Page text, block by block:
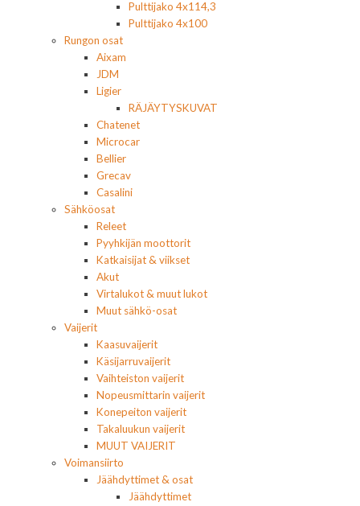
Pulttijako 4x114,3
Pulttijako 4x100
Rungon osat
Aixam
JDM
Ligier
RÄJÄYTYSKUVAT
Chatenet
Microcar
Bellier
Grecav
Casalini
Sähköosat
Releet
Pyyhkijän moottorit
Katkaisijat & viikset
Akut
Virtalukot & muut lukot
Muut sähkö-osat
Vaijerit
Kaasuvaijerit
Käsijarruvaijerit
Vaihteiston vaijerit
Nopeusmittarin vaijerit
Konepeiton vaijerit
Takaluukun vaijerit
MUUT VAIJERIT
Voimansiirto
Jäähdyttimet & osat
Jäähdyttimet